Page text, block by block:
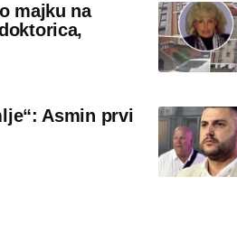
majku na
Asmin prvi